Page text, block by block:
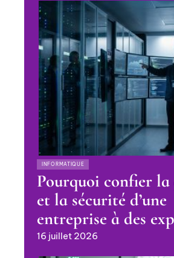
INFORMATIQUE
Pourquoi confier la
et la sécurité d’une
entreprise à des
16 juillet 2026